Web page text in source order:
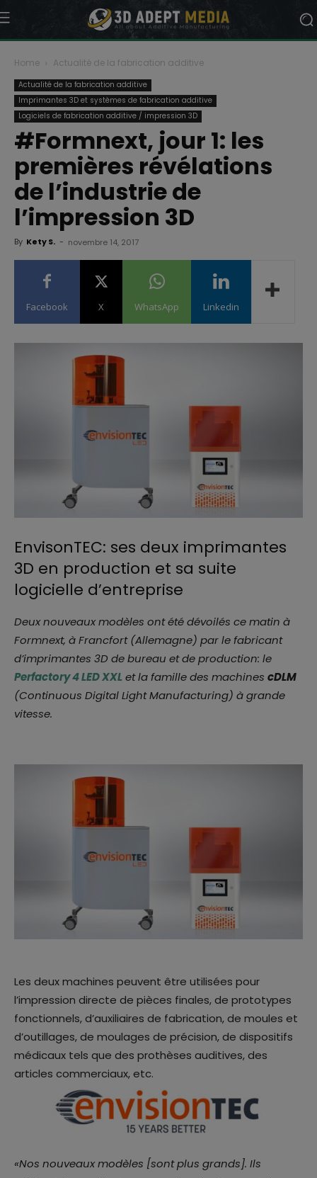
Home Actualité de la fabrication additive
Actualité de la fabrication additive
Imprimantes 3D et systèmes de fabrication additive
Logiciels de fabrication additive / impression 3D
#Formnext, jour 1: les
premières révélations
de l’industrie de
l’impression 3D
By Kety S. - novembre 14, 2017
Facebook X WhatsApp Linkedin
EnvisonTEC: ses deux imprimantes
3D en production et sa suite
logicielle d’entreprise
Deux nouveaux modèles ont été dévoilés ce matin à
Formnext, à Francfort (Allemagne) par le fabricant
d’imprimantes 3D de bureau et de production: le
Perfactory 4 LED XXLet la famille des machines cDLM
(Continuous Digital Light Manufacturing) à grande
vitesse.
Les deux machines peuvent être utilisées pour
l’impression directe de pièces finales, de prototypes
fonctionnels, d’auxiliaires de fabrication, de moules et
d’outillages, de moulages de précision, de dispositifs
médicaux tels que des prothèses auditives, des
articles commerciaux, etc.
«Nos nouveaux modèles [sont plus grands]. Ils